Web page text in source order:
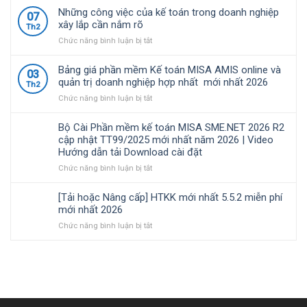
chọ
mới
nhất
2026
Video
Hướng
dẫn
tải
cài
đặt
chính
sách
và
lý
thuế
đối
với
kinh
doanh,
cá
nhân
kinh
Phần
kế
MISA
SME.NET
2026
R3
nhật
TT99/2025
mới
nhất
năm
|
Video
dẫn
07
Th2
Những công việc của kế toán trong doanh nghiệp
xây lắp cần nắm rõ
Chức năng bình luận bị tắtở
công
việc
của
kế
trong
doanh
nghiệp
xây
lắp
nắm
rõ
03
Th2
Bảng giá phần mềm Kế toán MISA AMIS online và
quản trị doanh nghiệp hợp nhất mới nhất 2026
Chức năng bình luận bị tắtở
giá
phần
mềm
Kế
toán
online
quản
Bộ Cài Phần mềm kế toán MISA SME.NET 2026 R2
cập nhật TT99/2025 mới nhất năm 2026 | Video
Hướng dẫn tải Download cài đặt
Chức năng bình luận bị tắtở
Phần
kế
[Tải hoặc Nâng cấp] HTKK mới nhất 5.5.2 miễn phí
mới nhất 2026
Chức năng bình luận bị tắtở